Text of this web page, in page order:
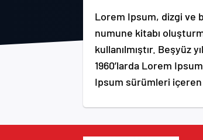
Lorem Ipsum, dizgi ve
numune kitabı
kullanılmıştır. Beşyüz
1960’larda Lorem
Ipsum sürümleri içeren